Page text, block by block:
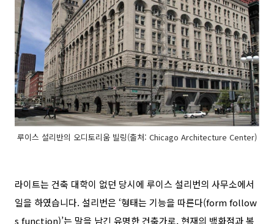
루이스 설리반의 오디토리움 빌링(출처: Chicago Architecture Center)
라이트는 건축 대학이 없던 당시에 루이스 설리번의 사무소에서
일을 하였습니다. 설리번은 ‘형태는 기능을 따른다(form follow
s function)’는 말을 남긴 유명한 건축가로,현재의 백화점과 복